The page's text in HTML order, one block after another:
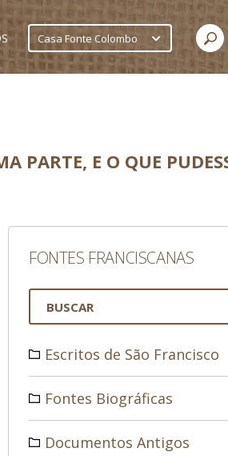
Casa Fonte Colombo
PARTE, E O QUE
FONTES FRANCISCANAS
Escritos de São Francisco
Fontes Biográficas
Documentos Antigos